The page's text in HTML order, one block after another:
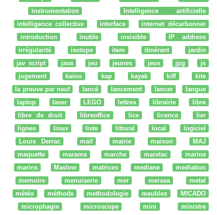
instrumentation
Intelligence artificielle
intelligence collective
interface
internet décarbonner
introduction
inutile invisible
IP address
irrégularité
isotope item itinérant
jardin
jav script
java jeu jeunes jeux jpg
js
jugement
kaiou kap kayak kiff
kite
la preuve par neuf
lancé lancement lancer
langue
laptop
laser LEGO lettres librairie
libre
libre de droit
libreoffice lice licence
lier
lignes
linux liste littoral local
logiciel
Louis Derrac
mail mairie maison
MAJ
maquette
marama marche marelac
marine
marins
Maslow matrices mediane
mediation
memoire
menuiserie mer mersea
metal
météo
méthode methodologie meubles
MICADO
microphagie
microscope mini
ministre